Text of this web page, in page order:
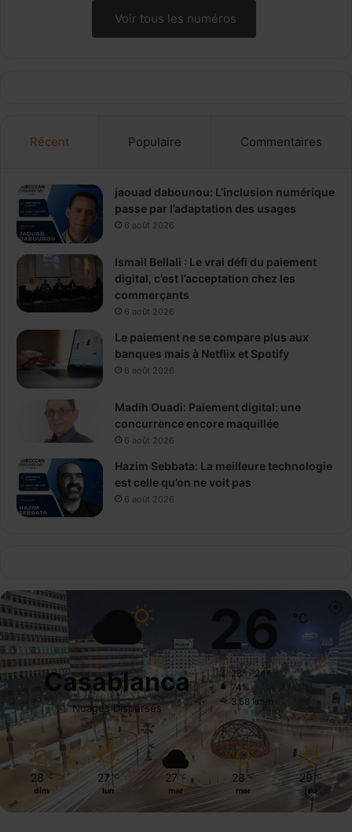
Voir tous les numéros
Récent Populaire Commentaires
jaouad dabounou: L’inclusion numérique
passe par l’adaptation des usages
6 août 2026
Ismail Bellali : Le vrai défi du paiement
digital, c’est l’acceptation chez les
commerçants
6 août 2026
Le paiement ne se compare plus aux
banques mais à Netflix et Spotify
6 août 2026
Madih Ouadi: Paiement digital: une
concurrence encore maquillée
6 août 2026
Hazim Sebbata: La meilleure technologie
est celle qu’on ne voit pas
6 août 2026
Casablanca
Nuages Dispersés
26 ℃
28º - 24º
74%
3.58 km/h
28 ℃
dim
27 ℃
lun
27 ℃
mar
28 ℃
mer
29 ℃
jeu